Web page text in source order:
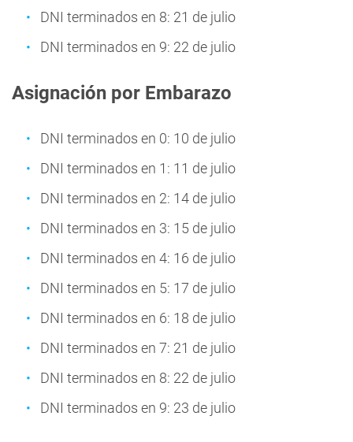
DNI terminados en 8: 21 de julio
DNI terminados en 9: 22 de julio
Asignación por Embarazo
DNI terminados en 0: 10 de julio
DNI terminados en 1: 11 de julio
DNI terminados en 2: 14 de julio
DNI terminados en 3: 15 de julio
DNI terminados en 4: 16 de julio
DNI terminados en 5: 17 de julio
DNI terminados en 6: 18 de julio
DNI terminados en 7: 21 de julio
DNI terminados en 8: 22 de julio
DNI terminados en 9: 23 de julio